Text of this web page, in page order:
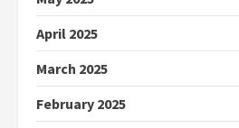
April 2025
March 2025
February 2025